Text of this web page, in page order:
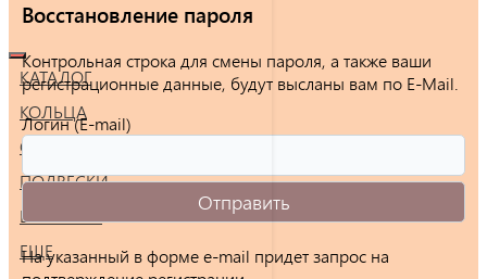
КАТАЛОГ
КОЛЬЦА
СЕРЬГИ
ПОДВЕСКИ
БРАСЛЕТЫ
ЕЩЕ
Восстановление пароля
Контрольная строка для смены пароля, а также ваши
регистрационные данные, будут высланы вам по E-Mail.
Логин (E-mail)
На указанный в форме e-mail придет запрос на